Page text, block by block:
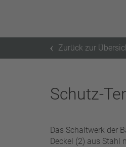
Zurück zur
Schutz-
Das Schaltwerk der
Deckel (2) aus Stahl